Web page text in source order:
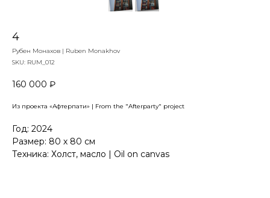
4
Рубен Монахов | Ruben Monakhov
SKU: RUM_012
160 000 ₽
Из проекта «Афтерпати» | From the "Afterparty" project
Год: 2024
Размер: 80 х 80 см
Техника: Холст, масло | Oil on canvas